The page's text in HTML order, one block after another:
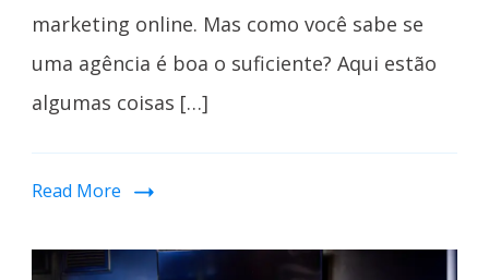
marketing online. Mas como você sabe se
uma agência é boa o suficiente? Aqui estão
algumas coisas […]
Read More